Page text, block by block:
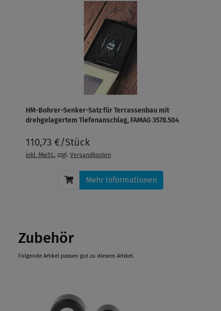
HM-Bohrer-Senker-Satz für Terrassenbau mit
drehgelagertem Tiefenanschlag, FAMAG 3578.504
110,73 €/Stück
inkl. MwSt., zzgl.Versandkosten
Mehr Informationen
Zubehör
Folgende Artikel passen gut zu diesem Artikel.